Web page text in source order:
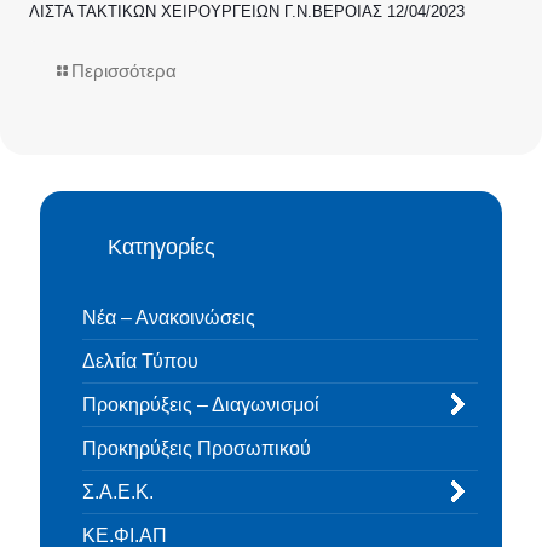
ΛΙΣΤΑ ΤΑΚΤΙΚΩΝ ΧΕΙΡΟΥΡΓΕΙΩΝ Γ.Ν.ΒΕΡΟΙΑΣ 12/04/2023
Περισσότερα
Κατηγορίες
Νέα – Ανακοινώσεις
Δελτία Τύπου
Προκηρύξεις – Διαγωνισμοί
Προκηρύξεις Προσωπικού
Σ.Α.Ε.Κ.
ΚΕ.ΦΙ.ΑΠ